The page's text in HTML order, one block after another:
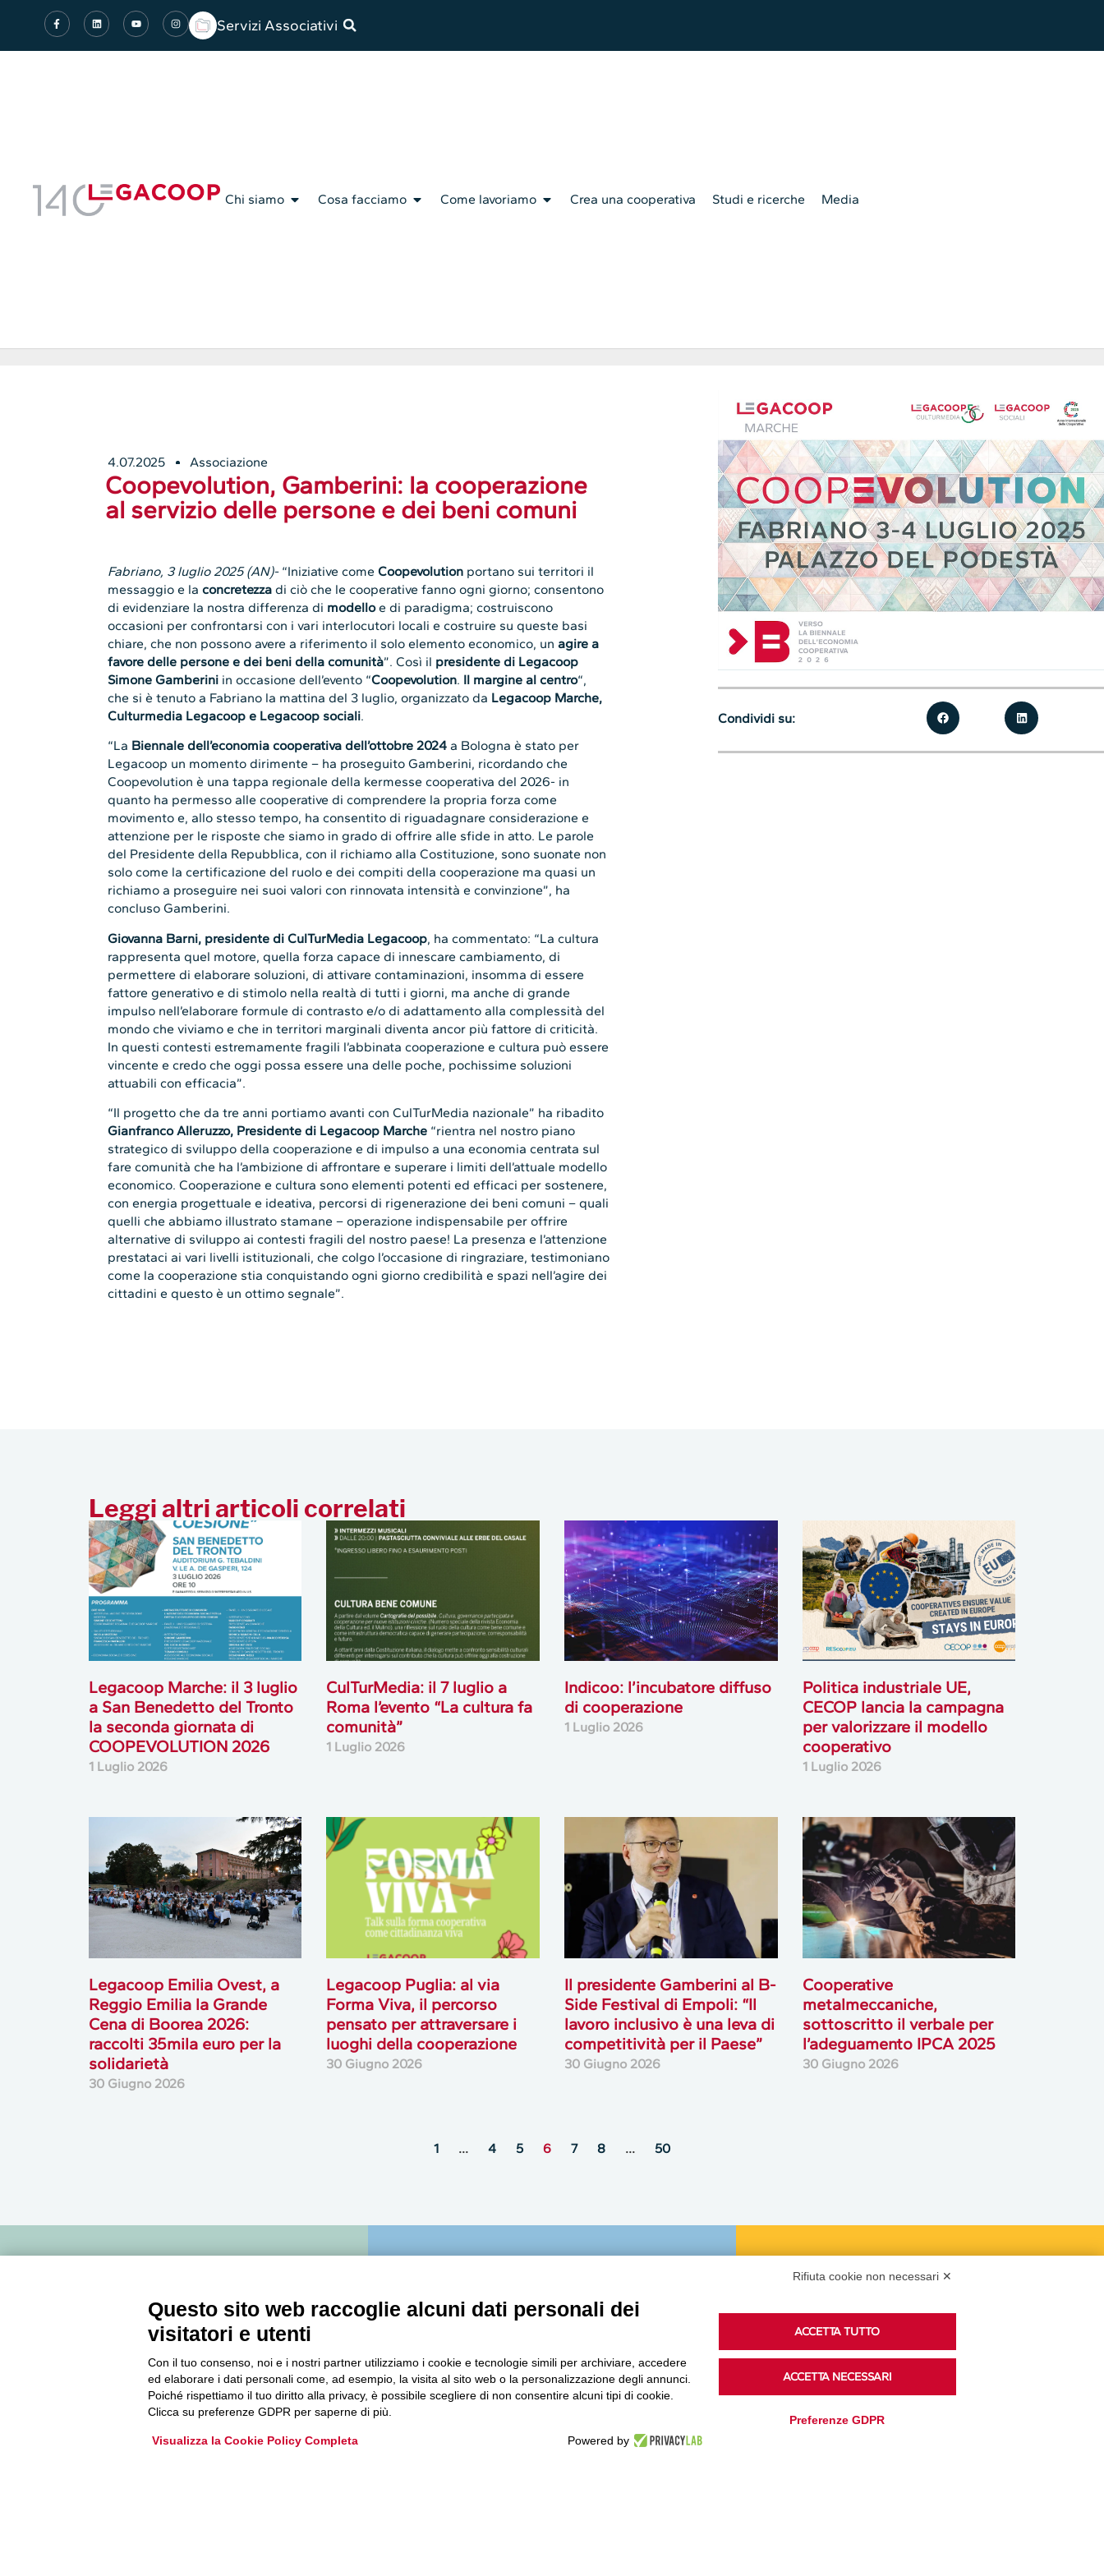
Servizi Associativi
Chi siamo Cosa facciamo Come lavoriamo Crea una cooperativa Studi e ricerche Media
4.07.2025 Associazione
Coopevolution, Gamberini: la cooperazione
al servizio delle persone e dei beni comuni
Fabriano, 3 luglio 2025 (AN)- “Iniziative comeCoopevolution portano sui territori il
messaggio e laconcretezza di ciò che le cooperative fanno ogni giorno; consentono
di evidenziare la nostra differenza di modelloe di paradigma; costruiscono
occasioni per confrontarsi con i vari interlocutori locali e costruire su queste basi
chiare, che non possono avere a riferimento il solo elemento economico, unagire a
favore delle persone e dei beni della comunità”. Così il presidente di Legacoop
Simone Gamberini in occasione dell’evento “Coopevolution. Il margine al centro“,
che si è tenuto a Fabriano la mattina del 3 luglio, organizzato da Legacoop Marche,
Culturmedia Legacoop e Legacoop sociali.
“La Biennale dell’economia cooperativa dell’ottobre 2024 a Bologna è stato per
Legacoop un momento dirimente – ha proseguito Gamberini, ricordando che
Coopevolution è una tappa regionale della kermesse cooperativa del 2026- in
quanto ha permesso alle cooperative di comprendere la propria forza come
movimento e, allo stesso tempo, ha consentito di riguadagnare considerazione e
attenzione per le risposte che siamo in grado di offrire alle sfide in atto. Le parole
del Presidente della Repubblica, con il richiamo alla Costituzione, sono suonate non
solo come la certificazione del ruolo e dei compiti della cooperazione ma quasi un
richiamo a proseguire nei suoi valori con rinnovata intensità e convinzione”, ha
concluso Gamberini.
Giovanna Barni, presidente di CulTurMedia Legacoop, ha commentato: “La cultura
rappresenta quel motore, quella forza capace di innescare cambiamento, di
permettere di elaborare soluzioni, di attivare contaminazioni, insomma di essere
fattore generativo e di stimolo nella realtà di tutti i giorni, ma anche di grande
impulso nell’elaborare formule di contrasto e/o di adattamento alla complessità del
mondo che viviamo e che in territori marginali diventa ancor più fattore di criticità.
In questi contesti estremamente fragili l’abbinata cooperazione e cultura può essere
vincente e credo che oggi possa essere una delle poche, pochissime soluzioni
attuabili con efficacia”.
“Il progetto che da tre anni portiamo avanti con CulTurMedia nazionale” ha ribadito
Gianfranco Alleruzzo, Presidente di Legacoop Marche “rientra nel nostro piano
strategico di sviluppo della cooperazione e di impulso a una economia centrata sul
fare comunità che ha l’ambizione di affrontare e superare i limiti dell’attuale modello
economico. Cooperazione e cultura sono elementi potenti ed efficaci per sostenere,
con energia progettuale e ideativa, percorsi di rigenerazione dei beni comuni – quali
quelli che abbiamo illustrato stamane – operazione indispensabile per offrire
alternative di sviluppo ai contesti fragili del nostro paese! La presenza e l’attenzione
prestataci ai vari livelli istituzionali, che colgo l’occasione di ringraziare, testimoniano
come la cooperazione stia conquistando ogni giorno credibilità e spazi nell’agire dei
cittadini e questo è un ottimo segnale”.
Condividi su:
Leggi altri articoli correlati
Legacoop Marche: il 3 luglio
a San Benedetto del Tronto
la seconda giornata di
COOPEVOLUTION 2026
1 Luglio 2026
CulTurMedia: il 7 luglio a
Roma l’evento “La cultura fa
comunità”
1 Luglio 2026
Indicoo: l’incubatore diffuso
di cooperazione
1 Luglio 2026
Politica industriale UE,
CECOP lancia la campagna
per valorizzare il modello
cooperativo
1 Luglio 2026
Legacoop Emilia Ovest, a
Reggio Emilia la Grande
Cena di Boorea 2026:
raccolti 35mila euro per la
solidarietà
30 Giugno 2026
Legacoop Puglia: al via
Forma Viva, il percorso
pensato per attraversare i
luoghi della cooperazione
30 Giugno 2026
Il presidente Gamberini al B-
Side Festival di Empoli: “Il
lavoro inclusivo è una leva di
competitività per il Paese”
30 Giugno 2026
Cooperative
metalmeccaniche,
sottoscritto il verbale per
l’adeguamento IPCA 2025
30 Giugno 2026
1 … 4 5 6 7 8 … 50
Accedi o iscriviti alla nostra Newsletter Legacoop
Informazioni per restare sempre aggiornati sul
mondo della cooperazione.
Guarda i nostri video, storie e webinar.
Podcast
Ascolta i podcast di approfondimento di Legacoop
su Spreaker.
Rifiuta cookie non necessari ✕
Questo sito web raccoglie alcuni dati personali dei
visitatori e utenti
Con il tuo consenso, noi e i nostri partner utilizziamo i cookie e tecnologie simili per archiviare, accedere
ed elaborare i dati personali come, ad esempio, la visita al sito web o la personalizzazione degli annunci.
Poiché rispettiamo il tuo diritto alla privacy, è possibile scegliere di non consentire alcuni tipi di cookie.
Clicca su preferenze GDPR per saperne di più.
Visualizza la Cookie Policy Completa Powered by
ACCETTA TUTTO
ACCETTA NECESSARI
Preferenze GDPR